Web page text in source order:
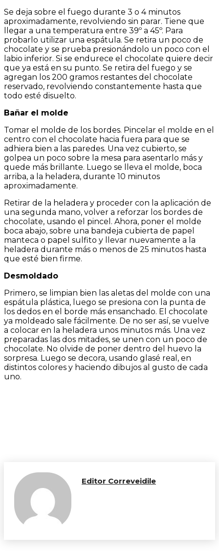
Se deja sobre el fuego durante 3 o 4 minutos
aproximadamente, revolviendo sin parar. Tiene que
llegar a una temperatura entre 39º a 45º. Para
probarlo utilizar una espátula. Se retira un poco de
chocolate y se prueba presionándolo un poco con el
labio inferior. Si se endurece el chocolate quiere decir
que ya está en su punto. Se retira del fuego y se
agregan los 200 gramos restantes del chocolate
reservado, revolviendo constantemente hasta que
todo esté disuelto.
Bañar el molde
Tomar el molde de los bordes. Pincelar el molde en el
centro con el chocolate hacia fuera para que se
adhiera bien a las paredes. Una vez cubierto, se
golpea un poco sobre la mesa para asentarlo más y
quede más brillante. Luego se lleva el molde, boca
arriba, a la heladera, durante 10 minutos
aproximadamente.
Retirar de la heladera y proceder con la aplicación de
una segunda mano, volver a reforzar los bordes de
chocolate, usando el pincel. Ahora, poner el molde
boca abajo, sobre una bandeja cubierta de papel
manteca o papel sulfito y llevar nuevamente a la
heladera durante más o menos de 25 minutos hasta
que esté bien firme.
Desmoldado
Primero, se limpian bien las aletas del molde con una
espátula plástica, luego se presiona con la punta de
los dedos en el borde más ensanchado. El chocolate
ya moldeado sale fácilmente. De no ser así, se vuelve
a colocar en la heladera unos minutos más. Una vez
preparadas las dos mitades, se unen con un poco de
chocolate. No olvide de poner dentro del huevo la
sorpresa. Luego se decora, usando glasé real, en
distintos colores y haciendo dibujos al gusto de cada
uno.
Editor Correveidile